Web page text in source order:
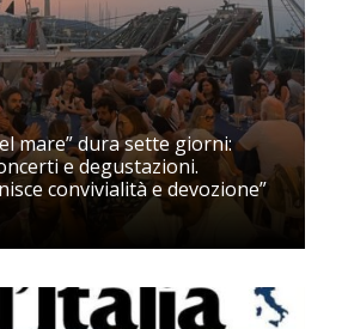
mare” dura sette giorni:
e degustazioni.
convivialità e devozione”